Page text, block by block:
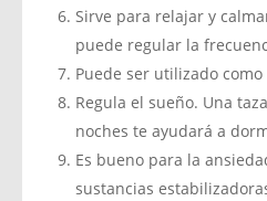
Sirve para relajar y
puede regular la
Puede ser utilizado
Regula el sueño. Una
noches te ayudará a
Es bueno para la
sustancias